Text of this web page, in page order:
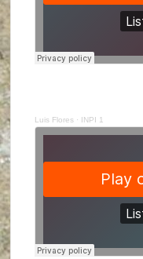
Luis Flores · INPI 1